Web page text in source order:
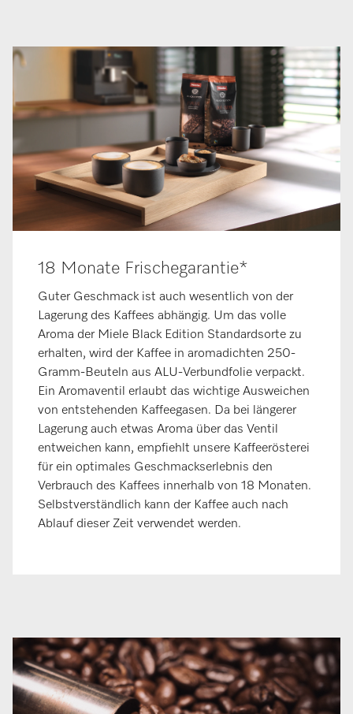
18 Monate Frischegarantie*
Guter Geschmack ist auch wesentlich von der
Lagerung des Kaffees abhängig. Um das volle
Aroma der Miele Black Edition Standardsorte zu
erhalten, wird der Kaffee in aromadichten 250-
Gramm-Beuteln aus ALU-Verbundfolie verpackt.
Ein Aromaventil erlaubt das wichtige Ausweichen
von entstehenden Kaffeegasen. Da bei längerer
Lagerung auch etwas Aroma über das Ventil
entweichen kann, empfiehlt unsere Kaffeerösterei
für ein optimales Geschmackserlebnis den
Verbrauch des Kaffees innerhalb von 18 Monaten.
Selbstverständlich kann der Kaffee auch nach
Ablauf dieser Zeit verwendet werden.